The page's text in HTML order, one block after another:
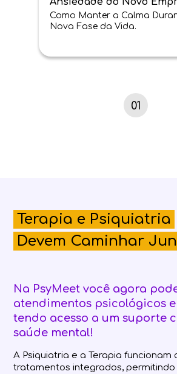
Como Manter a Calma
Nova Fase da Vida.
01
Terapia e Psiquiatria
Devem Caminhar
Na PsyMeet você agora
atendimentos psicológicos
tendo acesso a um suporte
saúde mental!
A Psiquiatria e a Terapia funcionam
tratamentos integrados,